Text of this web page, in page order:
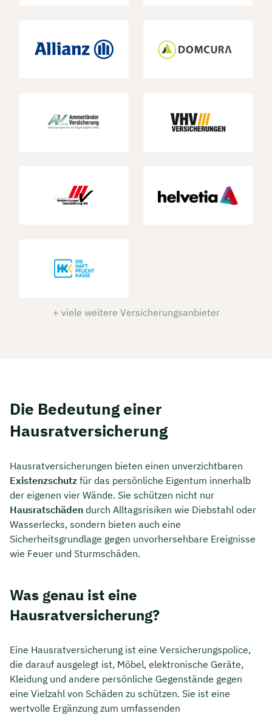
+ viele weitere Versicherungsanbieter
Die Bedeutung einer
Hausratversicherung
Hausratversicherungen bieten einen unverzichtbaren
Existenzschutz für das persönliche Eigentum innerhalb
der eigenen vier Wände. Sie schützen nicht nur
Hausratschäden durch Alltagsrisiken wie Diebstahl oder
Wasserlecks, sondern bieten auch eine
Sicherheitsgrundlage gegen unvorhersehbare Ereignisse
wie Feuer und Sturmschäden.
Was genau ist eine
Hausratversicherung?
Eine Hausratversicherung ist eine Versicherungspolice,
die darauf ausgelegt ist, Möbel, elektronische Geräte,
Kleidung und andere persönliche Gegenstände gegen
eine Vielzahl von Schäden zu schützen. Sie ist eine
wertvolle Ergänzung zum umfassenden